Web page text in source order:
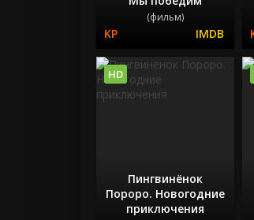
(фильм)
Пингвинёнок
Пороро. Новогодние
приключения
HD